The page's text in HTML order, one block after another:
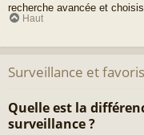
recherche avancée et
Haut
Surveillance et favoris
Quelle est la
surveillance ?